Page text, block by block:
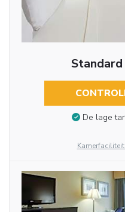
Standard
De lage